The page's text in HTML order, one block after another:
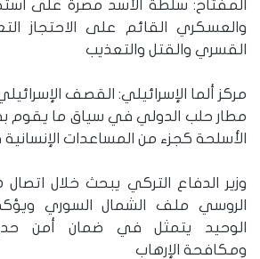
المفتاح: سلطة الأسد مصرة على
والعسكري القائم على الاحتجاز
القسري والقتل والتعذيب
مركز ألما الإسرائيلي: القصف
مطار حلب الدولي في سياق ما يقوم به
الأسلحة كجزء من المساعدات الإنسانية
وزير الدفاع التركي يبحث خلال
الروسي ملف الشمال السوري
الوحيد يتمثل في ضمان أمن
ومكافحة الإرهاب